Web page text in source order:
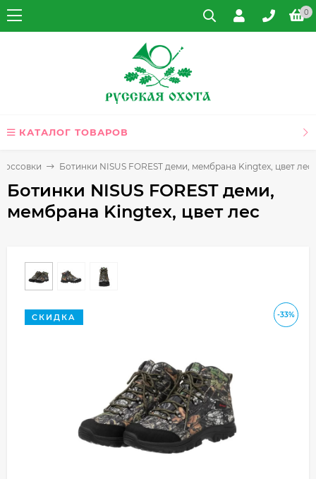
0
КАТАЛОГ ТОВАРОВ
Ботинки NISUS FOREST деми, мембрана Kingtex, цвет лес
Ботинки NISUS FOREST деми,
мембрана Kingtex, цвет лес
-33%
СКИДКА